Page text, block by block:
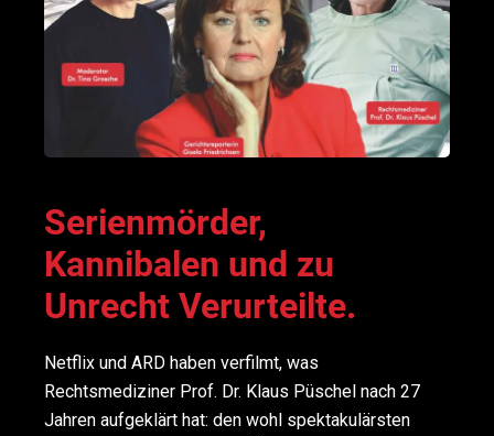
Serienmörder,
Kannibalen und zu
Unrecht Verurteilte.
Netflix und ARD haben verfilmt, was
Rechtsmediziner Prof. Dr. Klaus Püschel nach 27
Jahren aufgeklärt hat: den wohl spektakulärsten